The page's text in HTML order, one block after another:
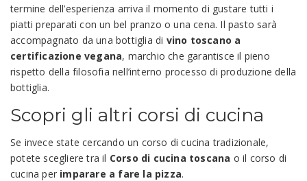
termine dell’esperienza arriva il momento di gustare tutti i
piatti preparati con un bel pranzo o una cena. Il pasto sarà
accompagnato da una bottiglia di vino toscano a
certificazione vegana, marchio che garantisce il pieno
rispetto della filosofia nell’interno processo di produzione della
bottiglia.
Scopri gli altri corsi di cucina
Se invece state cercando un corso di cucina tradizionale,
potete scegliere tra il Corso di cucina toscana o il corso di
cucina per imparare a fare la pizza.